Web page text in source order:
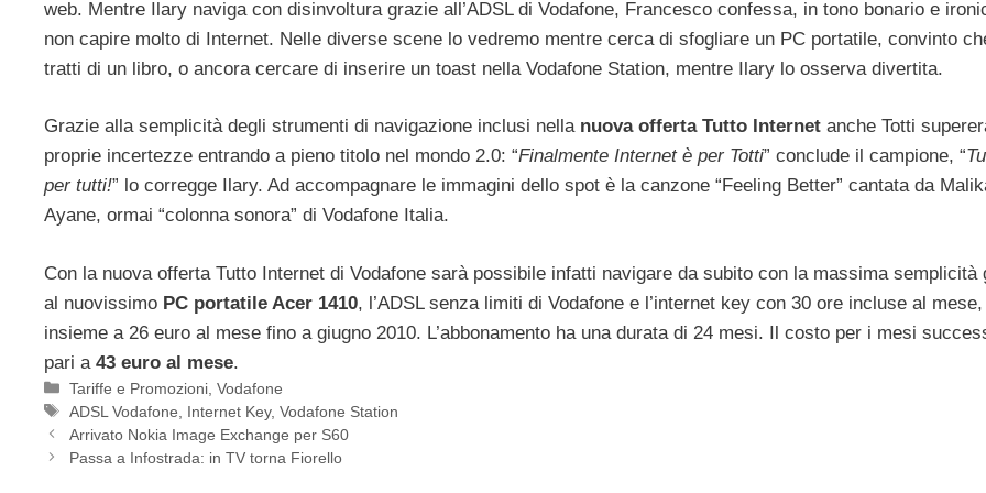
web. Mentre Ilary naviga con disinvoltura grazie all’ADSL di Vodafone, Francesco confessa, in tono bonario e
non capire molto di Internet. Nelle diverse scene lo vedremo mentre cerca di sfogliare un PC portatile, convinto
tratti di un libro, o ancora cercare di inserire un toast nella Vodafone Station, mentre Ilary lo osserva divertita.
Grazie alla semplicità degli strumenti di navigazione inclusi nella nuova offerta Tutto Internet anche Totti
proprie incertezze entrando a pieno titolo nel mondo 2.0: “Finalmente Internet è per Totti” conclude il campione, “
per tutti!” lo corregge Ilary. Ad accompagnare le immagini dello spot è la canzone “Feeling Better” cantata da
Ayane, ormai “colonna sonora” di Vodafone Italia.
Con la nuova offerta Tutto Internet di Vodafone sarà possibile infatti navigare da subito con la massima semplicità
al nuovissimo PC portatile Acer 1410, l’ADSL senza limiti di Vodafone e l’internet key con 30 ore incluse al
insieme a 26 euro al mese fino a giugno 2010. L’abbonamento ha una durata di 24 mesi. Il costo per i mesi
pari a 43 euro al mese.
Categorie
Tariffe e Promozioni ,Vodafone
Tag
ADSL Vodafone Internet Key,Vodafone Station
Arrivato Nokia Image Exchange per S60
Passa a Infostrada: in TV torna Fiorello